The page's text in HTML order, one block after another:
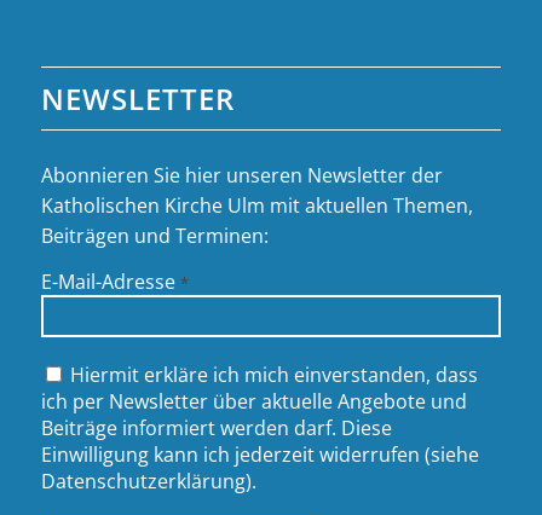
NEWSLETTER
Abonnieren Sie hier unseren Newsletter der
Katholischen Kirche Ulm mit aktuellen Themen,
Beiträgen und Terminen:
E-Mail-Adresse *
Hiermit erkläre ich mich einverstanden, dass
ich per Newsletter über aktuelle Angebote und
Beiträge informiert werden darf. Diese
Einwilligung kann ich jederzeit widerrufen (siehe
Datenschutzerklärung).